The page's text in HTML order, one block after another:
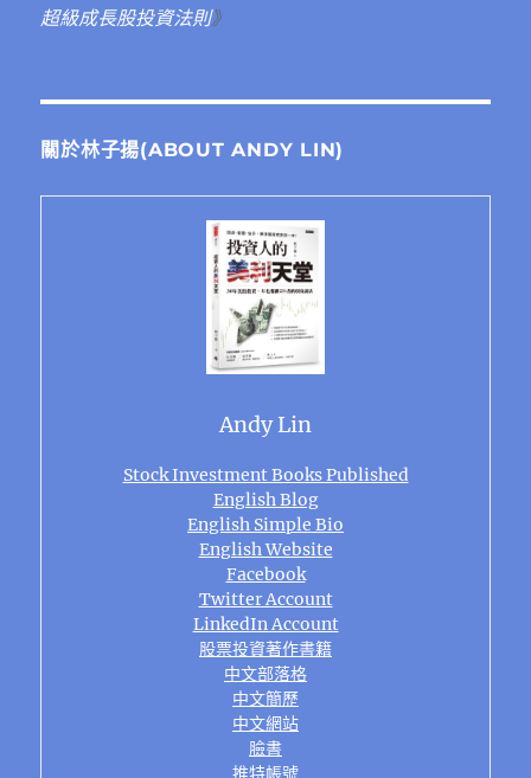
超級成長股投資法則》
關於林子揚(ABOUT ANDY LIN)
Andy Lin
Stock Investment Books Published
English Blog
English Simple Bio
English Website
Facebook
Twitter Account
LinkedIn Account
股票投資著作書籍
中文部落格
中文簡歷
中文網站
臉書
推特帳號